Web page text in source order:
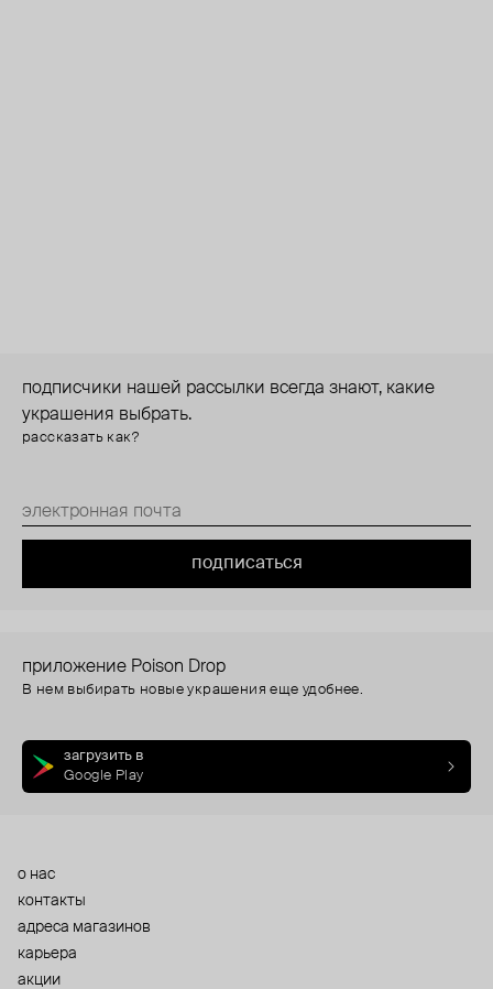
подписчики нашей рассылки всегда знают, какие
украшения выбрать.
рассказать как?
подписаться
приложение Poison Drop
В нем выбирать новые украшения еще удобнее.
загрузить в
Google Play
о нас
контакты
адреса магазинов
карьера
акции